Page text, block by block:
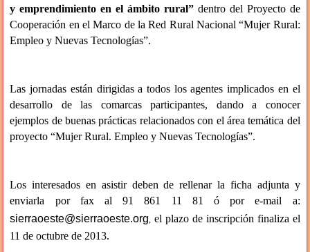
y emprendimiento en el ámbito rural”dentro del Proyecto de
Cooperación en el Marco de la Red Rural Nacional “Mujer Rural:
Empleo y Nuevas Tecnologías”.
Las jornadas están dirigidas a todos los agentes implicados en el
desarrollo de las comarcas participantes, dando a conocer
ejemplos de buenas prácticas relacionados con el área temática del
proyecto “Mujer Rural. Empleo y Nuevas Tecnologías”.
Los interesados en asistir deben de rellenar la ficha adjunta y
enviarla por fax al 91 861 11 81 ó por e-mail a:
sierraoeste@sierraoeste.org, el plazo de inscripción finaliza el
11 de octubre de 2013.